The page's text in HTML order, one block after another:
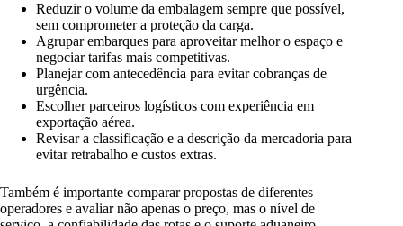
Reduzir o volume da embalagem sempre que possível,
sem comprometer a proteção da carga.
Agrupar embarques para aproveitar melhor o espaço e
negociar tarifas mais competitivas.
Planejar com antecedência para evitar cobranças de
urgência.
Escolher parceiros logísticos com experiência em
exportação aérea.
Revisar a classificação e a descrição da mercadoria para
evitar retrabalho e custos extras.
Também é importante comparar propostas de diferentes
operadores e avaliar não apenas o preço, mas o nível de